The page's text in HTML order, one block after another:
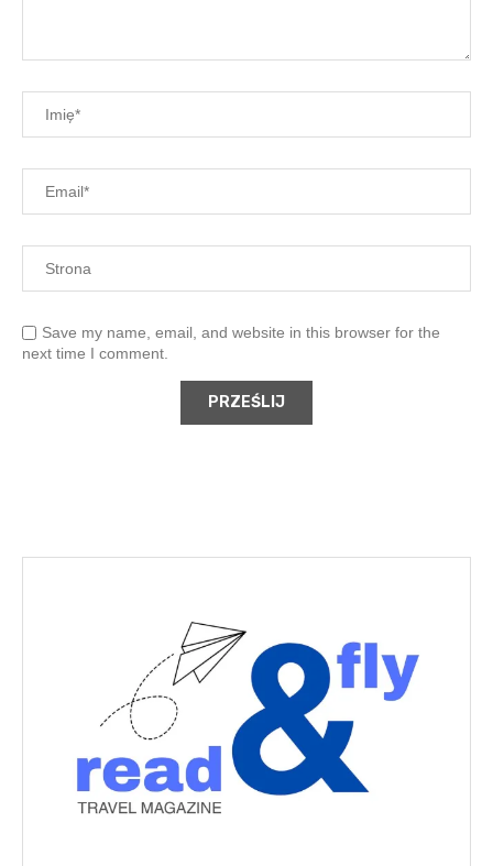
Save my name, email, and website in this browser for the
next time I comment.